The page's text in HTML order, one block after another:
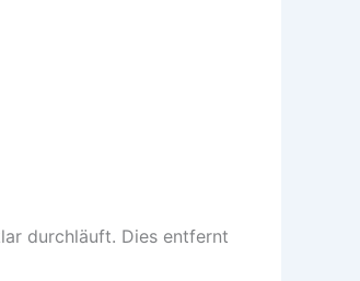
durchläuft. Dies entfernt